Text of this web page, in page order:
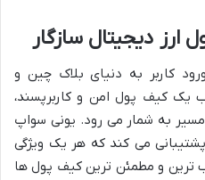
دیجیتال سازگار
کاربر به دنیای بلاک چین و
یک کیف پول امن و کاربرپسند،
به شمار می رود. یونی سواپ
می کند که هر یک ویژگی
ترین و مطمئن ترین کیف پول ها